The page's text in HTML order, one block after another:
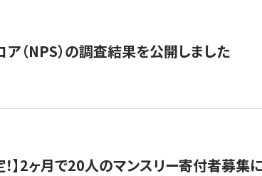
（NPS）の調査結果を公開しました
】2ヶ月で20人のマンスリー寄付者募集